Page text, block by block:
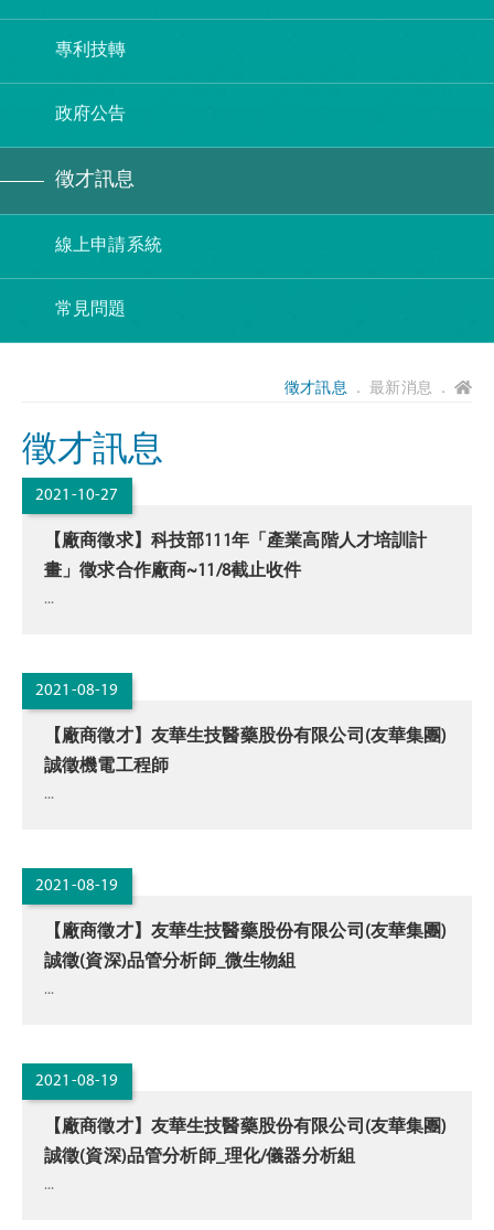
專利技轉
政府公告
徵才訊息
線上申請系統
常見問題
徵才訊息 ． 最新消息 ．
徵才訊息
2021-10-27
【廠商徵求】科技部111年「產業高階人才培訓計
畫」徵求合作廠商~11/8截止收件
...
2021-08-19
【廠商徵才】友華生技醫藥股份有限公司(友華集團)
誠徵機電工程師
...
2021-08-19
【廠商徵才】友華生技醫藥股份有限公司(友華集團)
誠徵(資深)品管分析師_微生物組
...
2021-08-19
【廠商徵才】友華生技醫藥股份有限公司(友華集團)
誠徵(資深)品管分析師_理化/儀器分析組
...